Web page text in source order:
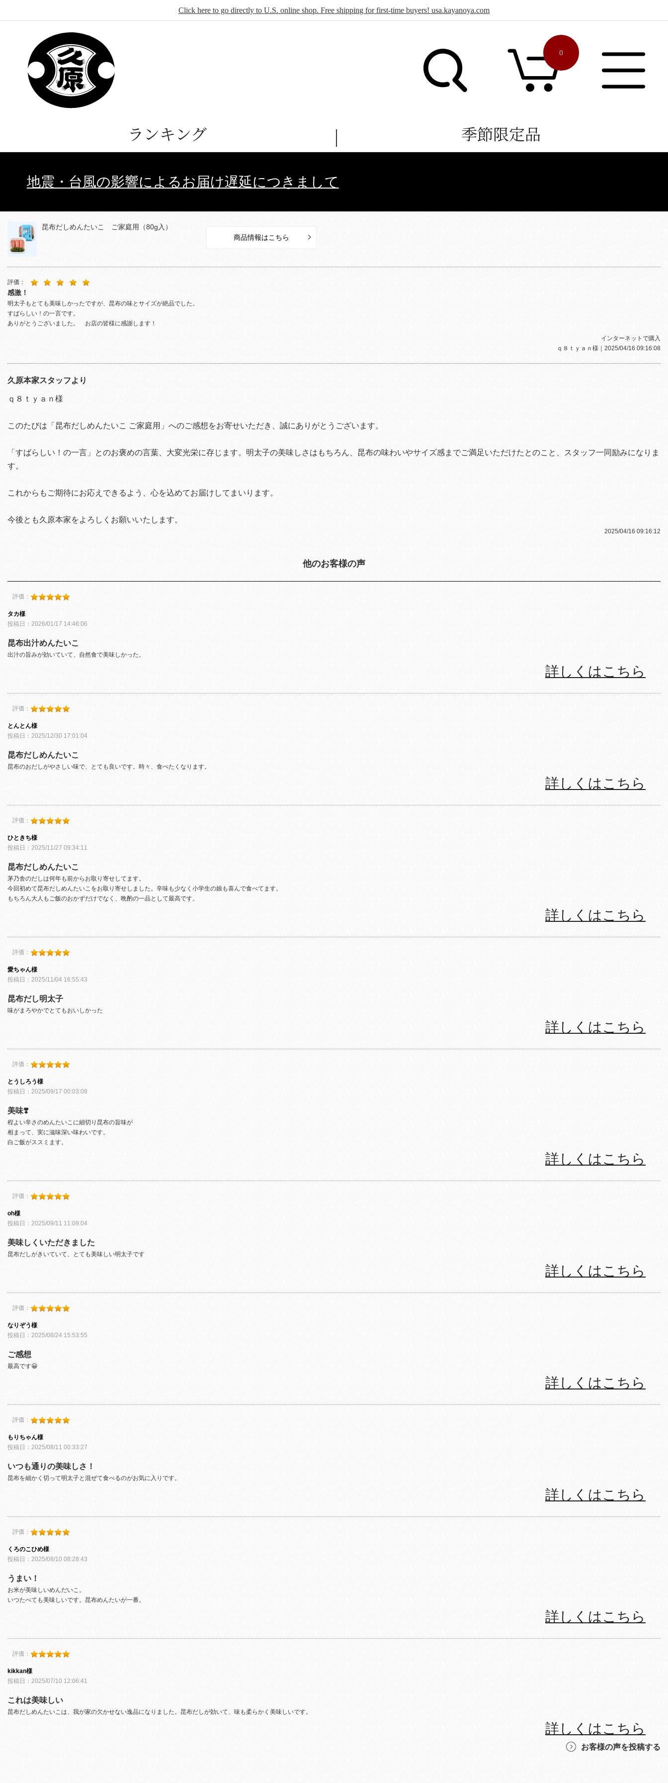
Click here to go directly to U.S. online shop. Free shipping for first-time buyers! usa.kayanoya.com
0
ランキング 季節限定品
地震・台風の影響によるお届け遅延につきまして
昆布だしめんたいこ ご家庭用（80g入）
商品情報はこちら
評価：
感激！
明太子もとても美味しかったですが、昆布の味とサイズが絶品でした。
すばらしい！の一言です。
ありがとうございました。 お店の皆様に感謝します！
インターネットで購入
ｑ８ｔｙａｎ様 ｜2025/04/16 09:16:08
久原本家スタッフより
ｑ８ｔｙａｎ様
このたびは「昆布だしめんたいこ ご家庭用」へのご感想をお寄せいただき、誠にありがとうございます。
「すばらしい！の一言」とのお褒めの言葉、大変光栄に存じます。明太子の美味しさはもちろん、昆布の味わいやサイズ感までご満足いただけたとのこと、スタッフ一同励みになりま
す。
これからもご期待にお応えできるよう、心を込めてお届けしてまいります。
今後とも久原本家をよろしくお願いいたします。
2025/04/16 09:16:12
他のお客様の声
評価：
タカ様
投稿日：2026/01/17 14:46:06
昆布出汁めんたいこ
出汁の旨みが効いていて、自然食で美味しかった。
詳しくはこちら
評価：
とんとん様
投稿日：2025/12/30 17:01:04
昆布だしめんたいこ
昆布のおだしがやさしい味で、とても良いです。時々、食べたくなります。
詳しくはこちら
評価：
ひときち様
投稿日：2025/11/27 09:34:11
昆布だしめんたいこ
茅乃舎のだしは何年も前からお取り寄せしてます。
今回初めて昆布だしめんたいこをお取り寄せしました。辛味も少なく小学生の娘も喜んで食べてます。
もちろん大人もご飯のおかずだけでなく、晩酌の一品として最高です。
詳しくはこちら
評価：
愛ちゃん様
投稿日：2025/11/04 16:55:43
昆布だし明太子
味がまろやかでとてもおいしかった
詳しくはこちら
評価：
とうしろう様
投稿日：2025/09/17 00:03:08
美味❣️
程よい辛さのめんたいこに細切り昆布の旨味が
相まって、実に滋味深い味わいです。
白ご飯がススミます。
詳しくはこちら
評価：
oh様
投稿日：2025/09/11 11:09:04
美味しくいただきました
昆布だしがきいていて、とても美味しい明太子です
詳しくはこちら
評価：
なりぞう様
投稿日：2025/08/24 15:53:55
ご感想
最高です😀
詳しくはこちら
評価：
もりちゃん様
投稿日：2025/08/11 00:33:27
いつも通りの美味しさ！
昆布を細かく切って明太子と混ぜて食べるのがお気に入りです。
詳しくはこちら
評価：
くろのこひめ様
投稿日：2025/08/10 08:28:43
うまい！
お米が美味しいめんだいこ。
いつたべても美味しいです。昆布めんたいが一番。
詳しくはこちら
評価：
kikkan様
投稿日：2025/07/10 12:06:41
これは美味しい
昆布だしめんたいこは、我が家の欠かせない逸品になりました。昆布だしが効いて、味も柔らかく美味しいです。
詳しくはこちら
お客様の声を投稿する